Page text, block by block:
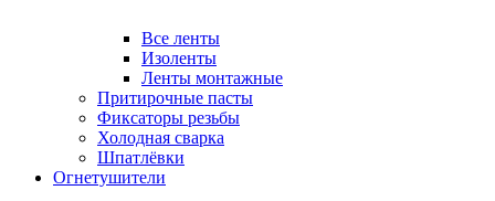
Все ленты
Изоленты
Ленты монтажные
Притирочные пасты
Фиксаторы резьбы
Холодная сварка
Шпатлёвки
Огнетушители